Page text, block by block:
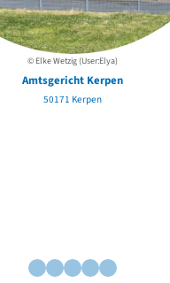
© Elke Wetzig (User:Elya)
Amtsgericht Kerpen
50171 Kerpen